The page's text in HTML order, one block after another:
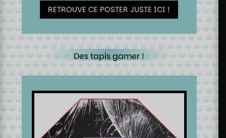
RETROUVE CE POSTER JUSTE ICI !
Des tapis gamer !